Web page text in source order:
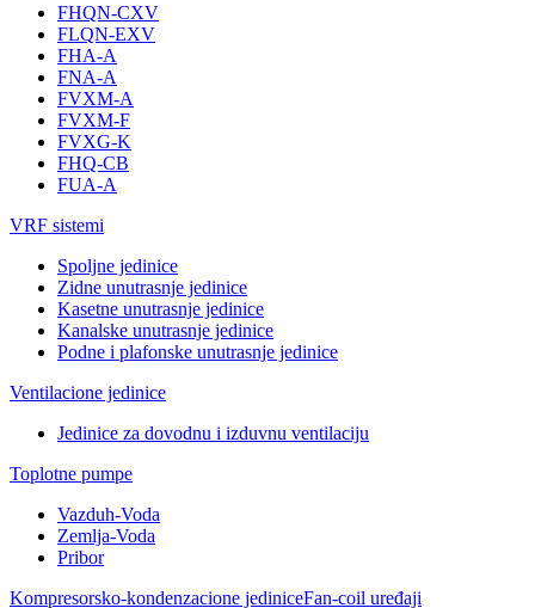
FHQN-CXV
FLQN-EXV
FHA-A
FNA-A
FVXM-A
FVXM-F
FVXG-K
FHQ-CB
FUA-A
VRF sistemi
Spoljne jedinice
Zidne unutrasnje jedinice
Kasetne unutrasnje jedinice
Kanalske unutrasnje jedinice
Podne i plafonske unutrasnje jedinice
Ventilacione jedinice
Jedinice za dovodnu i izduvnu ventilaciju
Toplotne pumpe
Vazduh-Voda
Zemlja-Voda
Pribor
Kompresorsko-kondenzacione jediniceFan-coil uređaji